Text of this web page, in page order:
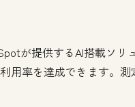
が提供するAI搭載ソリ
用率を達成できます。測